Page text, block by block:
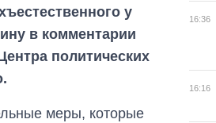
у
в комментарии
политических
меры, которые
16:36
16:16